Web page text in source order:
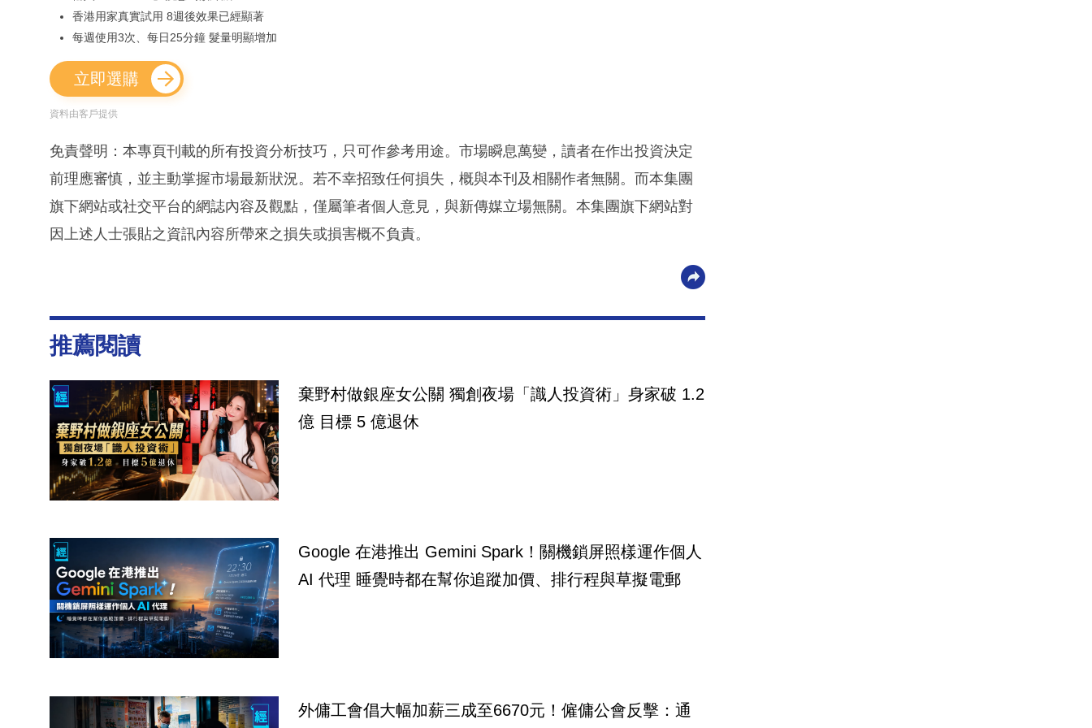
香港用家真實試用 8週後效果已經顯著
每週使用3次、每日25分鐘 髮量明顯增加
立即選購
資料由客戶提供
免責聲明：本專頁刊載的所有投資分析技巧，只可作參考用途。市場瞬息萬變，讀者在作出投資決定
前理應審慎，並主動掌握市場最新狀況。若不幸招致任何損失，概與本刊及相關作者無關。而本集團
旗下網站或社交平台的網誌內容及觀點，僅屬筆者個人意見，與新傳媒立場無關。本集團旗下網站對
因上述人士張貼之資訊內容所帶來之損失或損害概不負責。
推薦閱讀
棄野村做銀座女公關 獨創夜場「識人投資術」身家破 1.2
億 目標 5 億退休
Google 在港推出 Gemini Spark！關機鎖屏照樣運作個人
AI 代理 睡覺時都在幫你追蹤加價、排行程與草擬電郵
外傭工會倡大幅加薪三成至6670元！僱傭公會反擊：通